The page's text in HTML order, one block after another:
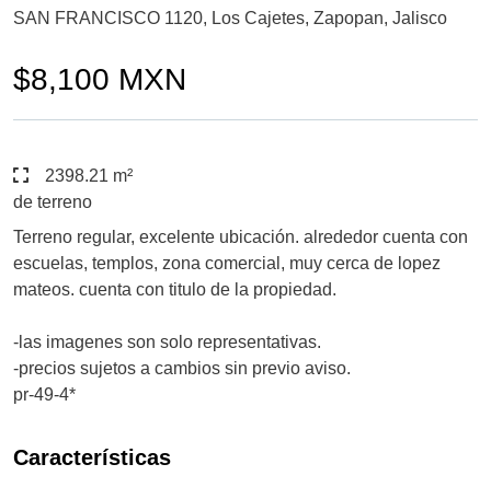
SAN FRANCISCO 1120, Los Cajetes, Zapopan, Jalisco
$8,100 MXN
2398.21 m²
de terreno
Terreno regular, excelente ubicación. alrededor cuenta con
escuelas, templos, zona comercial, muy cerca de lopez
mateos. cuenta con titulo de la propiedad.
-las imagenes son solo representativas.
-precios sujetos a cambios sin previo aviso.
pr-49-4*
Características